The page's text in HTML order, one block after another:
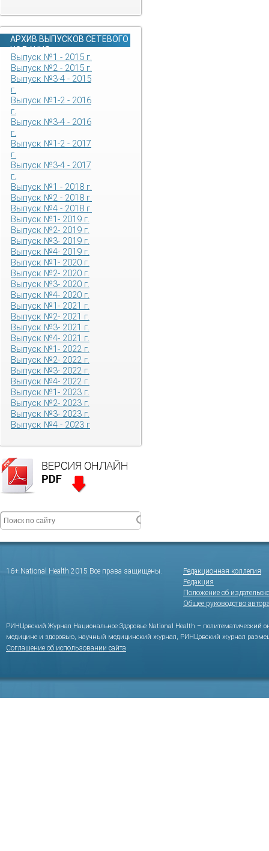
АРХИВ ВЫПУСКОВ СЕТЕВОГО
ИЗДАНИЯ
Выпуск №1 - 2015 г.
Выпуск №2 - 2015 г.
Выпуск №3-4 - 2015
г.
Выпуск №1-2 - 2016
г.
Выпуск №3-4 - 2016
г.
Выпуск №1-2 - 2017
г.
Выпуск №3-4 - 2017
г.
Выпуск №1 - 2018 г.
Выпуск №2 - 2018 г.
Выпуск №4 - 2018 г.
Выпуск №1- 2019 г.
Выпуск №2- 2019 г.
Выпуск №3- 2019 г.
Выпуск №4- 2019 г.
Выпуск №1- 2020 г.
Выпуск №2- 2020 г.
Выпуск №3- 2020 г.
Выпуск №4- 2020 г.
Выпуск №1- 2021 г.
Выпуск №2- 2021 г.
Выпуск №3- 2021 г.
Выпуск №4- 2021 г.
Выпуск №1- 2022 г.
Выпуск №2- 2022 г.
Выпуск №3- 2022 г.
Выпуск №4- 2022 г.
Выпуск №1- 2023 г.
Выпуск №2- 2023 г.
Выпуск №3- 2023 г.
Выпуск №4 - 2023 г
16+ National Health 2015 Все права защищены.
Редакционная коллегия
Редакция
Положение об
Общее руководство
РИНЦовский Журнал Национальное Здоровье National Health –
медицине и здоровью, научный медицинский журнал, РИНЦовский журнал
Соглашение об использовании сайта